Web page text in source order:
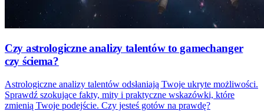
Czy astrologiczne analizy talentów to gamechanger
czy ściema?
Astrologiczne analizy talentów odsłaniają Twoje ukryte możliwości.
Sprawdź szokujące fakty, mity i praktyczne wskazówki, które
zmienią Twoje podejście. Czy jesteś gotów na prawdę?